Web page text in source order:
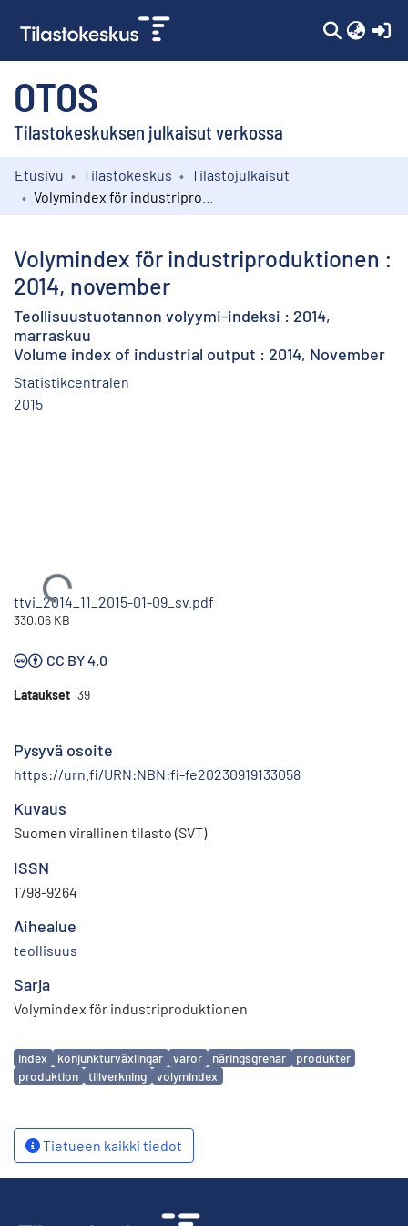
OTOS
Tilastokeskuksen julkaisut verkossa
Kokoelmat
Etusivu Tilastokeskus
Tilastojulkaisut
Volymindex för industriproduktionen :
2014, november
Teollisuustuotannon volyymi-indeksi : 2014,
marraskuu
Volume index of industrial output : 2014, November
Statistikcentralen
2015
Ladataan...
ttvi_2014_11_2015-01-09_sv.pdf
330.06 KB
CC BY 4.0
Lataukset 39
Pysyvä osoite
https://urn.fi/URN:NBN:fi-fe20230919133058
Kuvaus
Suomen virallinen tilasto (SVT)
ISSN
1798-9264
Aihealue
teollisuus
Sarja
Volymindex för industriproduktionen
Avainsanat
index konjunkturväxlingar varor näringsgrenar
produkter
produktion
tillverkning volymindex
Tietueen kaikki tiedot